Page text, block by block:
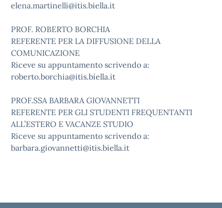
elena.martinelli@itis.biella.it
PROF. ROBERTO BORCHIA
REFERENTE PER LA DIFFUSIONE DELLA
COMUNICAZIONE
Riceve su appuntamento scrivendo a:
roberto.borchia@itis.biella.it
PROF.SSA BARBARA GIOVANNETTI
REFERENTE PER GLI STUDENTI FREQUENTANTI
ALL’ESTERO E VACANZE STUDIO
Riceve su appuntamento scrivendo a:
barbara.giovannetti@itis.biella.it